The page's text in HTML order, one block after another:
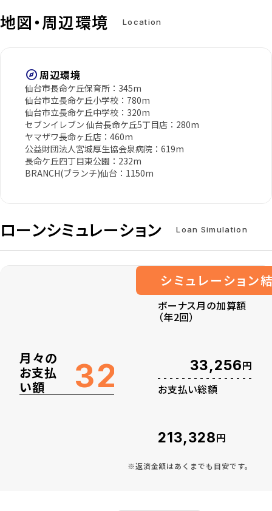
地図・周辺環境 Location
explore周辺環境
仙台市長命ケ丘保育所：345m
仙台市立長命ケ丘小学校：780m
仙台市立長命ケ丘中学校：320m
セブンイレブン 仙台長命ケ丘5丁目店：280m
ヤマザワ長命ヶ丘店：460m
公益財団法人宮城厚生協会泉病院：619m
長命ケ丘四丁目東公園：232m
BRANCH(ブランチ)仙台：1150m
ローンシミュレーション Loan Simulation
シミュレーション
月々の
お支払
い額
32
ボーナス月の加算額
（年2回）
33,256円
お支払い総額
213,328円
※返済金額はあくまでも目安です。